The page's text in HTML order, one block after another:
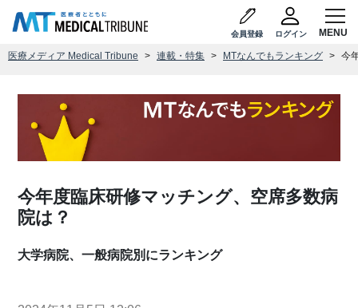
会員登録 ログイン
医療メディア Medical Tribune 連載・特集 MTなんでもランキング 今
今年度臨床研修マッチング、空席多数病
院は？
大学病院、一般病院別にランキング